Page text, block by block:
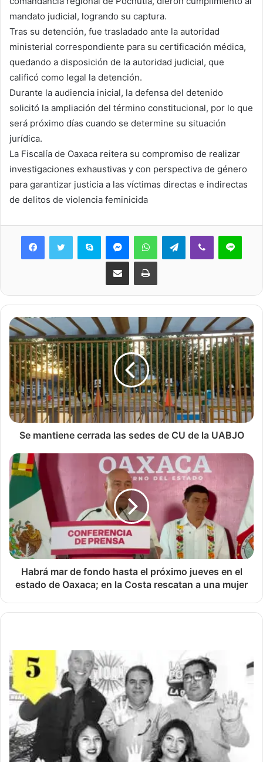
mandato judicial, logrando su captura.
Tras su detención, fue trasladado ante la autoridad
ministerial correspondiente para su certificación médica,
quedando a disposición de la autoridad judicial, que
calificó como legal la detención.
Durante la audiencia inicial, la defensa del detenido
solicitó la ampliación del término constitucional, por lo que
será próximo días cuando se determine su situación
jurídica.
La Fiscalía de Oaxaca reitera su compromiso de realizar
investigaciones exhaustivas y con perspectiva de género
para garantizar justicia a las víctimas directas e indirectas
de delitos de violencia feminicida
Skype MessengerWhatsAppTelegramViber Line
Share via Email Print
Se mantiene cerrada las sedes de CU de la UABJO
Habrá mar de fondo hasta el próximo jueves en el
estado de Oaxaca; en la Costa rescatan a una mujer